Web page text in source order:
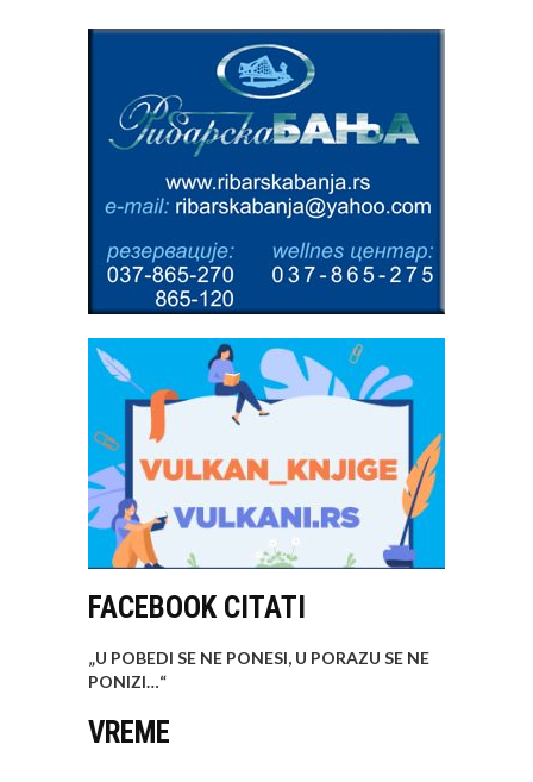
FACEBOOK CITATI
„U POBEDI SE NE PONESI, U PORAZU SE NE
PONIZI…“
VREME